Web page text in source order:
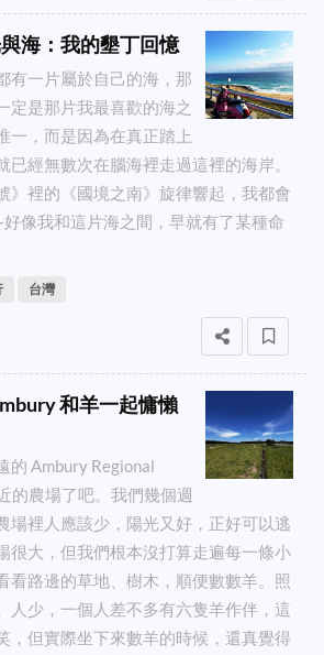
海：我的墾丁回憶
有一片屬於自己的海，那
定是那片我最喜歡的海之
一，而是因為在真正踏上
已經無數次在腦海裡走過這裡的海岸。
》裡的《國境之南》旋律響起，我都會
像我和這片海之間，早就有了某種命
台灣
和羊一起慵懶
的 Ambury Regional
的農場了吧。我們幾個週
場裡人應該少，陽光又好，正好可以逃
很大，但我們根本沒打算走遍每一條小
看路邊的草地、樹木，順便數數羊。照
人少，一個人差不多有六隻羊作伴，這
，但實際坐下來數羊的時候，還真覺得